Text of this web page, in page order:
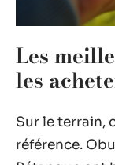
Les
les
Sur le terrain,
référence.